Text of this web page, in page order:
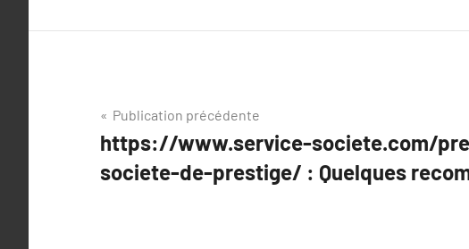
Navigation
de
l’article
Publication précédente
https://www.service-societe.com/
societe-de-prestige/ : Quelques